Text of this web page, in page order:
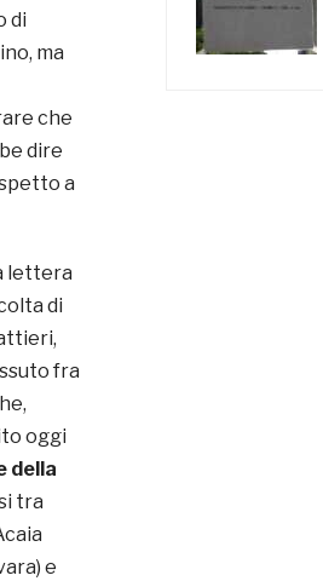
di
ma
che
dire
a
lettera
di
fra
oggi
della
tra
e